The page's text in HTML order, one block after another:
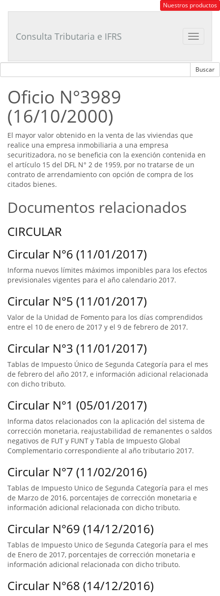
Tributario
Nuestros productos
Toggle
Consulta Tributaria e IFRS
Oficio N°3989
(16/10/2000)
El mayor valor obtenido en la venta de las viviendas que
realice una empresa inmobiliaria a una empresa
securitizadora, no se beneficia con la exención contenida en
el artículo 15 del DFL N° 2 de 1959, por no tratarse de un
contrato de arrendamiento con opción de compra de los
citados bienes.
Documentos relacionados
CIRCULAR
Circular N°6 (11/01/2017)
Informa nuevos límites máximos imponibles para los efectos
previsionales vigentes para el año calendario 2017.
Circular N°5 (11/01/2017)
Valor de la Unidad de Fomento para los días comprendidos
entre el 10 de enero de 2017 y el 9 de febrero de 2017.
Circular N°3 (11/01/2017)
Tablas de Impuesto Único de Segunda Categoría para el mes
de febrero del año 2017, e información adicional relacionada
con dicho tributo.
Circular N°1 (05/01/2017)
Informa datos relacionados con la aplicación del sistema de
corrección monetaria, reajustabilidad de remanentes o saldos
negativos de FUT y FUNT y Tabla de Impuesto Global
Complementario correspondiente al año tributario 2017.
Circular N°7 (11/02/2016)
Tablas de Impuesto Unico de Segunda Categoría para el mes
de Marzo de 2016, porcentajes de corrección monetaria e
información adicional relacionada con dicho tributo.
Circular N°69 (14/12/2016)
Tablas de Impuesto Unico de Segunda Categoría para el mes
de Enero de 2017, porcentajes de corrección monetaria e
información adicional relacionada con dicho tributo.
Circular N°68 (14/12/2016)